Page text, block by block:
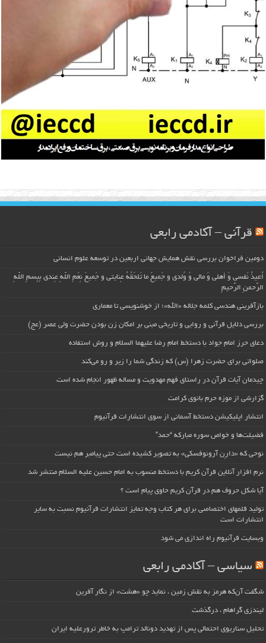
قرآنی – آکادمی رابعی
دومین فراخوان بررسی نقش همایش جهانی اربعین در توسعه علوم انسانی
اُعیذُ نَفسی وَ أهلی وَ مالی وَ وُلدی و جَمیعَ ما تَلحَقُهُ عِنایتی و جَمیعَ نِعَمِ اللّهِ عِندی بِبِسمِ اللّهِ
الرَّحمنِ الرَّحیمِ
بازآفرینی هندسی کلمه جلاله «الله»؛ از خوشنویسی تا معماری
بررسی دلایل قرآنی و روایی و تاریخی مبنی بر امکان زن بودن حضرت ولی عصر (عج)
دعای حرز امام جواد با دستخط امام رضا علیهما السلام و روش استفاده
صلواتی برای حضرت زهرا (س) که زندگی شما را زیر و رو می‌کند
چیدمان آیات قرآن در راستای فهم مهدویت و مساله ظهور انجام شده است
گزارشی از موزه حرم بانوی کرامت
انتشار اپلیکیشن دستخط آسمانی از سوی انتشارات قرآنیوم
فضیلت‌ها و خواص سوره مبارکه “حمد”
نوحی که «دارِن آرونوفسکی» به تصویر کشیده است حتی پیامبر هم نیست
نرم افزار آنلاین قرآن کریم با دستخط منسوب به امام حسین علیه السلام منتشر شد
آیا شکل حروف هم در قرآن کریم حاوی پیام است ؟
تولید قلمهای اختصاصی برای هر کتاب وجه تمایز انتشارات قرآنیوم نسبت به سایر
انتشارات است
وبسایت قرآنیوم راه اندازی می شود
سیاسی – آکادمی رابعی
شگفت آن‌که هرمز به نقش زمین ، نماید چو «هشت» از نگار آفرین
لیندزی گراهام ، درگذشت
تحلیل سناریوی احتمالی پس از تهدید دونالد ترامپ به خاطر ترورعلیه ایران